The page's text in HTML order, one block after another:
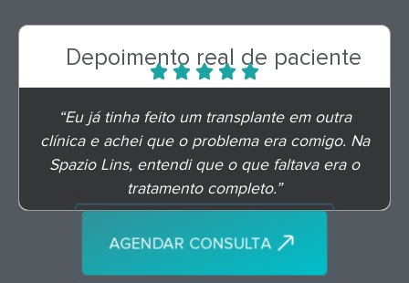
Depoimento real de paciente
“Eu já tinha feito um transplante em outra
clínica e achei que o problema era comigo. Na
Spazio Lins, entendi que o que faltava era o
tratamento completo.”
AGENDAR CONSULTA